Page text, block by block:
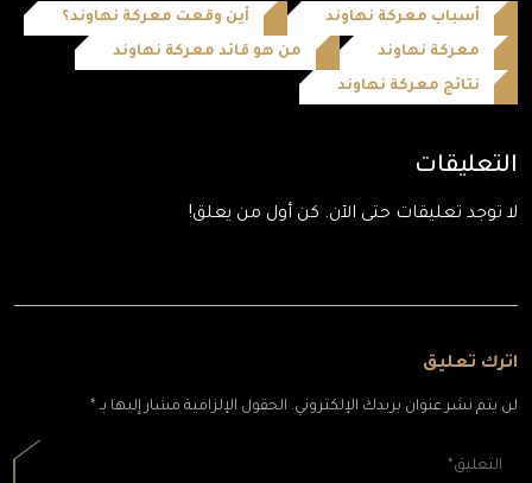
أسباب معركة نهاوند أين وقعت معركة نهاوند؟
معركة نهاوند من هو قائد معركة نهاوند
نتائج معركة نهاوند
التعليقات
لا توجد تعليقات حتى الآن. كن أول من يعلق!
اترك تعليق
لن يتم نشر عنوان بريدك الإلكتروني. الحقول الإلزامية مشار إليها بـ *